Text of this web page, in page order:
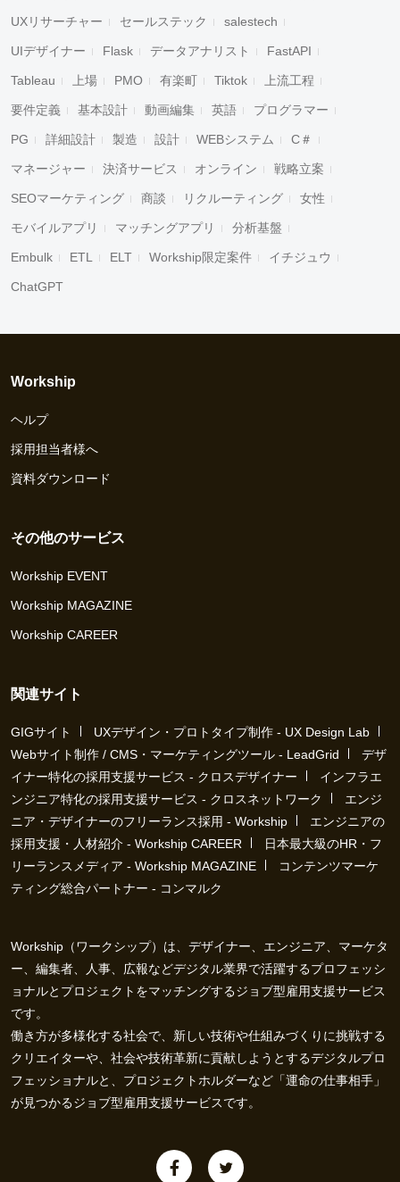
UXリサーチャー セールステック salestech
UIデザイナー Flask データアナリスト FastAPI
Tableau 上場 PMO 有楽町 Tiktok 上流工程
要件定義 基本設計 動画編集 英語 プログラマー
PG 詳細設計 製造 設計 WEBシステム C＃
マネージャー 決済サービス オンライン 戦略立案
SEOマーケティング 商談 リクルーティング 女性
モバイルアプリ マッチングアプリ 分析基盤
Embulk ETL ELT Workship限定案件 イチジュウ
ChatGPT
Workship
ヘルプ
採用担当者様へ
資料ダウンロード
その他のサービス
Workship EVENT
Workship MAGAZINE
Workship CAREER
関連サイト
GIGサイト
UXデザイン・プロトタイプ制作 - UX Design Lab
Webサイト制作 / CMS・マーケティングツール - LeadGrid
デザ
イナー特化の採用支援サービス - クロスデザイナー
インフラエ
ンジニア特化の採用支援サービス - クロスネットワーク
エンジ
ニア・デザイナーのフリーランス採用 - Workship
エンジニアの
採用支援・人材紹介 - Workship CAREER
日本最大級のHR・フ
リーランスメディア - Workship MAGAZINE
コンテンツマーケ
ティング総合パートナー - コンマルク
Workship（ワークシップ）は、デザイナー、エンジニア、マーケタ
ー、編集者、人事、広報などデジタル業界で活躍するプロフェッシ
ョナルとプロジェクトをマッチングするジョブ型雇用支援サービス
です。
働き方が多様化する社会で、新しい技術や仕組みづくりに挑戦する
クリエイターや、社会や技術革新に貢献しようとするデジタルプロ
フェッショナルと、プロジェクトホルダーなど「運命の仕事相手」
が見つかるジョブ型雇用支援サービスです。